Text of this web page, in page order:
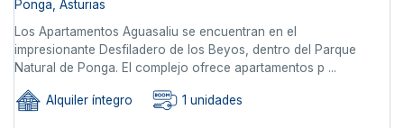
Ponga, Asturias
Los Apartamentos Aguasaliu se encuentran en el
impresionante Desfiladero de los Beyos, dentro del Parque
Natural de Ponga. El complejo ofrece apartamentos p ...
Alquiler íntegro 1 unidades